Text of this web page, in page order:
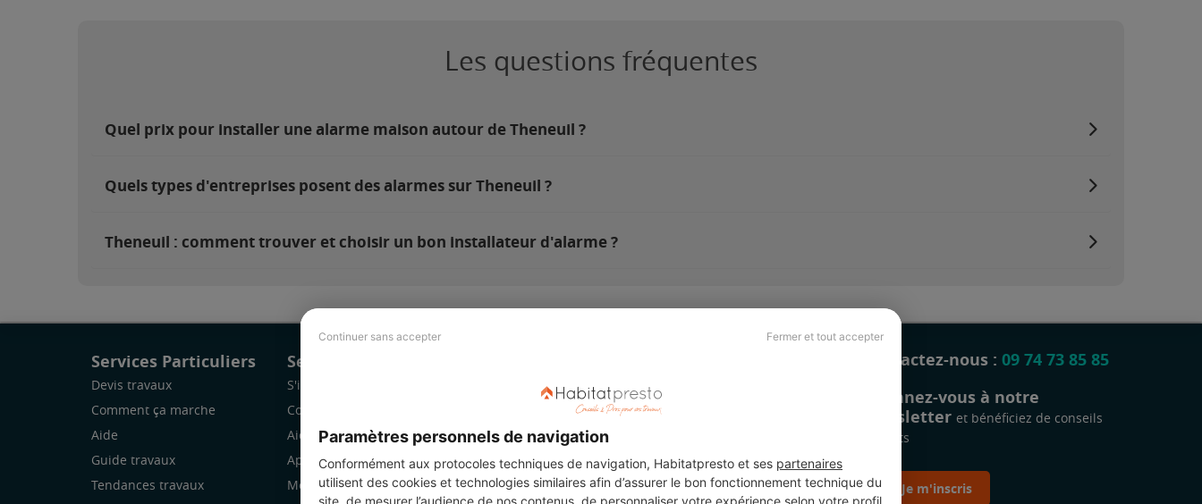
Continuer sans accepter Fermer et tout accepter
Paramètres personnels de navigation
Conformément aux protocoles techniques de navigation, Habitatpresto et ses partenaires
utilisent des cookies et technologies similaires afin d’assurer le bon fonctionnement technique du
site, de mesurer l’audience de nos contenus, de personnaliser votre expérience selon votre profil
Les questions fréquentes
Quel prix pour installer une alarme maison autour de Theneuil ?
Quels types d'entreprises posent des alarmes sur Theneuil ?
Theneuil : comment trouver et choisir un bon installateur d'alarme ?
Services Particuliers
Devis travaux
Comment ça marche
Aide
Guide travaux
Tendances travaux
Services Pro
S'inscrire
Comment ça marche
Aide
Application Mobile
Mon espace
Revue de presse
Légal
Charte cookies
Contactez-nous : 09 74 73 85 85
Abonnez-vous à notre
newsletter et bénéficiez de conseils
gratuits
Je m'inscris